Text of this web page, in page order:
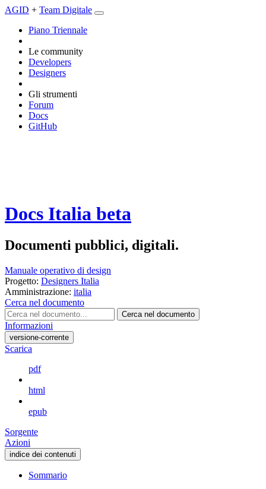
AGID + Team Digitale
Piano Triennale
Le community
Developers
Designers
Gli strumenti
Forum
Docs
GitHub
Docs Italia beta
Documenti pubblici, digitali.
Manuale operativo di design
Progetto: Designers Italia
Amministrazione: italia
Cerca nel documento
Cerca nel documento
Informazioni
versione-corrente
Scarica
pdf
html
epub
Sorgente
Azioni
indice dei contenuti
Sommario